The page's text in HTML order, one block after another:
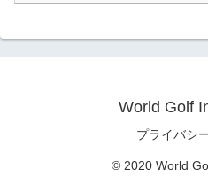
World Golf
プライバシ
© 2020 World